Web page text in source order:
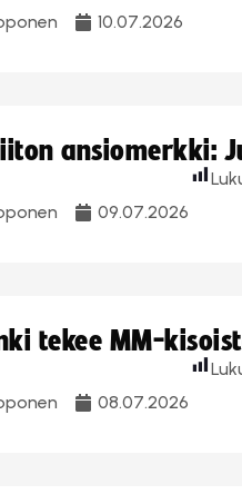
10.07.2026
ansiomerkki:
09.07.2026
tekee MM-
08.07.2026